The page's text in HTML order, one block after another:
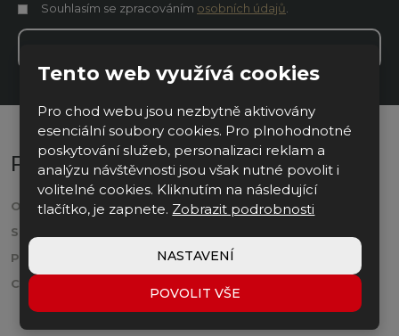
Souhlasím
se
osobních
.
Souhlasím se zpracováním osobních údajů
Formulář
se
nepodařilo
odeslat.
Pro zákazníky
O NÁS
SLUŽBY
PRODUKTY
CERTIFIKÁTY
KARIÉRA
KONTAKT
WHISTLEBLOWING
Tento web využívá cookies
Pro chod webu jsou nezbytně aktivovány
esenciální soubory cookies. Pro plnohodnotné
poskytování služeb, personalizaci reklam a
analýzu návštěvnosti jsou však nutné povolit i
volitelné cookies. Kliknutím na následující
tlačítko, je zapnete. Zobrazit podrobnosti
NASTAVENÍ
POVOLIT VŠE